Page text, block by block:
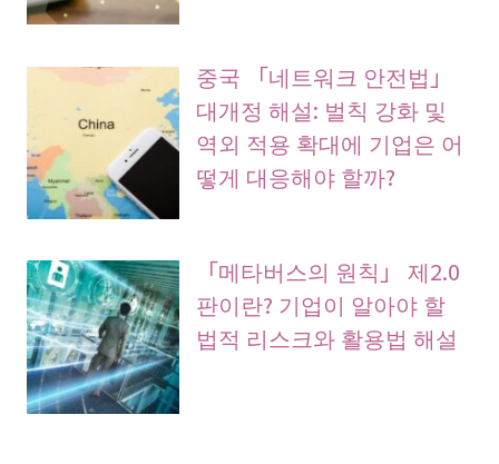
중국 「네트워크 안전법」
대개정 해설: 벌칙 강화 및
역외 적용 확대에 기업은 어
떻게 대응해야 할까?
「메타버스의 원칙」 제2.0
판이란? 기업이 알아야 할
법적 리스크와 활용법 해설